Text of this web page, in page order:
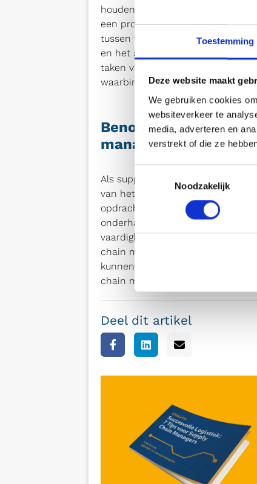
Toestemming
Deze website maakt
We gebruiken cookies
websiteverkeer te
media, adverteren en
verstrekt of die ze
Noodzakelijk
houden van marktontwikkelingen
een product, het opstellen van
tussen verschillende afdelingen,
en het aanbrengen van
taken van de supply chain
waarbinnen hij of zij werkzaam is.
Benodigde
manager te kunnen
Als supply chain manager ben je
van het eindproduct. Steeds
opdrachten die zich tot buiten de
onderhandelingsvaardigheden
vaardigheden om een rol als
chain manager snel te kunnen
kunnen implementeren van
chain manager.
Deel dit artikel